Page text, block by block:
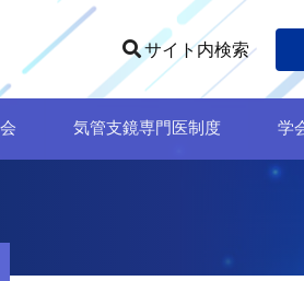
サイト内検索
気管支鏡専門医制度 学